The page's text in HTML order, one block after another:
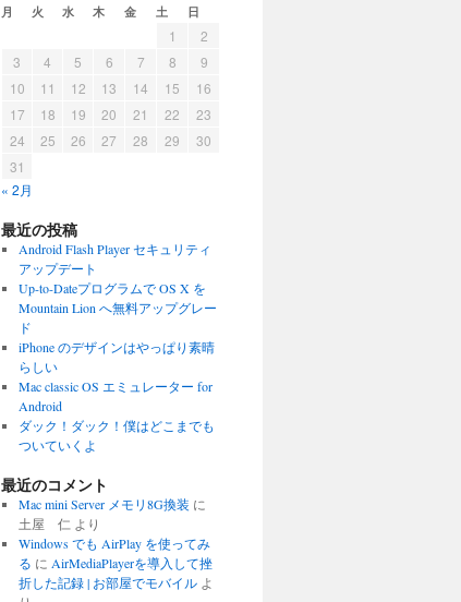
月 火 水 木 金 土 日
1
2
3
4 5 6 7 8
9
10
11 12 13 14 15
16
17
18 19 20 21 22
23
24
25 26 27 28 29
30
31
« 2月
最近の投稿
Android Flash Player セキュリティ
アップデート
Up-to-Dateプログラムで OS X を
Mountain Lion へ無料アップグレー
ド
iPhone のデザインはやっぱり素晴
らしい
Mac classic OS エミュレーター for
Android
ダック！ダック！僕はどこまでも
ついていくよ
最近のコメント
Mac mini Server メモリ8G換装 に
土屋 仁 より
Windows でも AirPlay を使ってみ
る に AirMediaPlayerを導入して挫
折した記録 | お部屋でモバイルよ